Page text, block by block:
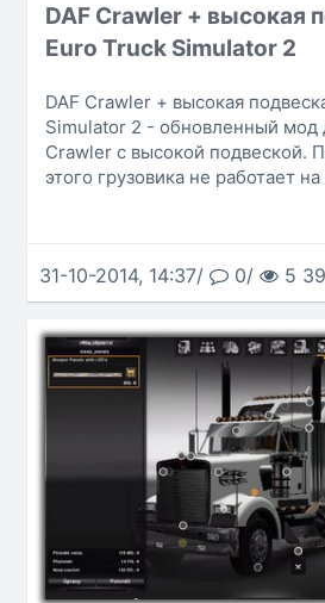
DAF Crawler + высокая
Euro Truck Simulator 2
DAF Crawler + высокая
Simulator 2 - обновленный мод
Crawler с высокой подвеской.
этого грузовика не работает
31-10-2014, 14:37/ 0/ 5